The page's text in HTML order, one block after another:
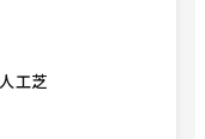
人工芝